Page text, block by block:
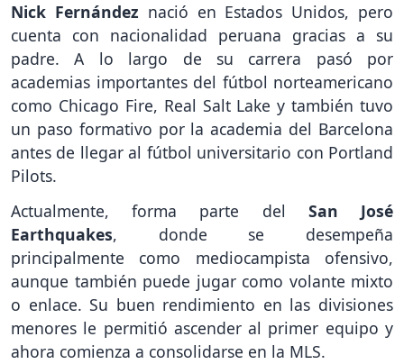
Nick Fernández nació en Estados Unidos, pero
cuenta con nacionalidad peruana gracias a su
padre. A lo largo de su carrera pasó por
academias importantes del fútbol norteamericano
como Chicago Fire, Real Salt Lake y también tuvo
un paso formativo por la academia del Barcelona
antes de llegar al fútbol universitario con Portland
Pilots.
Actualmente, forma parte del San José
Earthquakes, donde se desempeña
principalmente como mediocampista ofensivo,
aunque también puede jugar como volante mixto
o enlace. Su buen rendimiento en las divisiones
menores le permitió ascender al primer equipo y
ahora comienza a consolidarse en la MLS.